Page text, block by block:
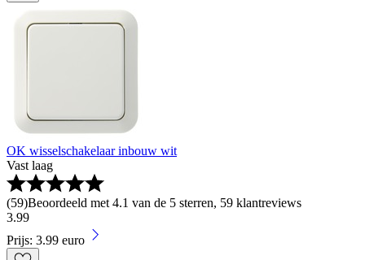
OK wisselschakelaar inbouw wit
Vast laag
(59)Beoordeeld met 4.1 van de 5 sterren, 59 klantreviews
3.99
Prijs: 3.99 euro